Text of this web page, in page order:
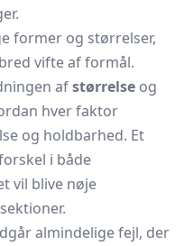
former og størrelser,
vifte af formål.
afstørrelse og
hver faktor
og holdbarhed. Et
i både
vil blive nøje
almindelige fejl, der